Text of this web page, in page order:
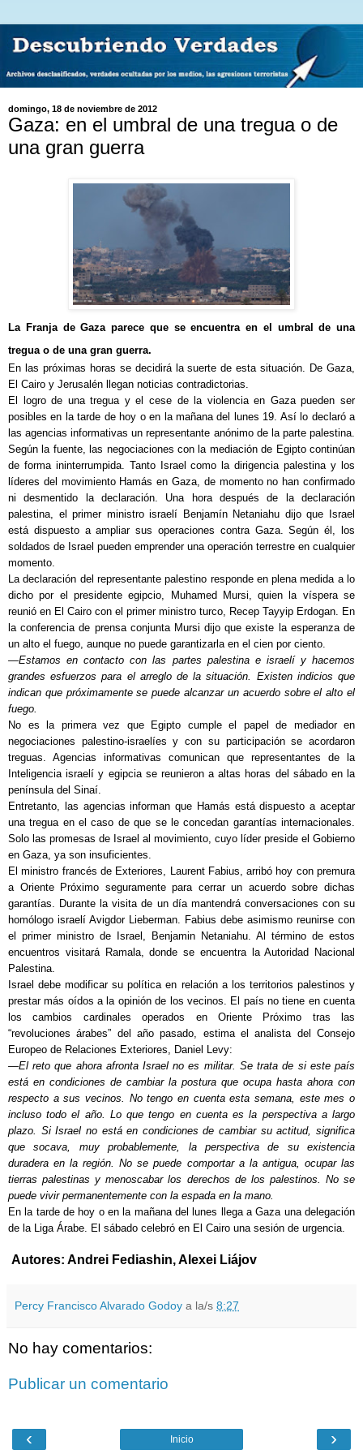
domingo, 18 de noviembre de 2012
Gaza: en el umbral de una tregua o de
una gran guerra
La Franja de Gaza parece que se encuentra en el umbral de una
tregua o de una gran guerra.
En las próximas horas se decidirá la suerte de esta situación. De Gaza,
El Cairo y Jerusalén llegan noticias contradictorias.
El logro de una tregua y el cese de la violencia en Gaza pueden ser
posibles en la tarde de hoy o en la mañana del lunes 19. Así lo declaró a
las agencias informativas un representante anónimo de la parte palestina.
Según la fuente, las negociaciones con la mediación de Egipto continúan
de forma ininterrumpida. Tanto Israel como la dirigencia palestina y los
líderes del movimiento Hamás en Gaza, de momento no han confirmado
ni desmentido la declaración. Una hora después de la declaración
palestina, el primer ministro israelí Benjamín Netaniahu dijo que Israel
está dispuesto a ampliar sus operaciones contra Gaza. Según él, los
soldados de Israel pueden emprender una operación terrestre en cualquier
momento.
La declaración del representante palestino responde en plena medida a lo
dicho por el presidente egipcio, Muhamed Mursi, quien la víspera se
reunió en El Cairo con el primer ministro turco, Recep Tayyip Erdogan. En
la conferencia de prensa conjunta Mursi dijo que existe la esperanza de
un alto el fuego, aunque no puede garantizarla en el cien por ciento.
—Estamos en contacto con las partes palestina e israelí y hacemos
grandes esfuerzos para el arreglo de la situación. Existen indicios que
indican que próximamente se puede alcanzar un acuerdo sobre el alto el
fuego.
No es la primera vez que Egipto cumple el papel de mediador en
negociaciones palestino-israelíes y con su participación se acordaron
treguas. Agencias informativas comunican que representantes de la
Inteligencia israelí y egipcia se reunieron a altas horas del sábado en la
península del Sinaí.
Entretanto, las agencias informan que Hamás está dispuesto a aceptar
una tregua en el caso de que se le concedan garantías internacionales.
Solo las promesas de Israel al movimiento, cuyo líder preside el Gobierno
en Gaza, ya son insuficientes.
El ministro francés de Exteriores, Laurent Fabius, arribó hoy con premura
a Oriente Próximo seguramente para cerrar un acuerdo sobre dichas
garantías. Durante la visita de un día mantendrá conversaciones con su
homólogo israelí Avigdor Lieberman. Fabius debe asimismo reunirse con
el primer ministro de Israel, Benjamin Netaniahu. Al término de estos
encuentros visitará Ramala, donde se encuentra la Autoridad Nacional
Palestina.
Israel debe modificar su política en relación a los territorios palestinos y
prestar más oídos a la opinión de los vecinos. El país no tiene en cuenta
los cambios cardinales operados en Oriente Próximo tras las
“revoluciones árabes” del año pasado, estima el analista del Consejo
Europeo de Relaciones Exteriores, Daniel Levy:
—El reto que ahora afronta Israel no es militar. Se trata de si este país
está en condiciones de cambiar la postura que ocupa hasta ahora con
respecto a sus vecinos. No tengo en cuenta esta semana, este mes o
incluso todo el año. Lo que tengo en cuenta es la perspectiva a largo
plazo. Si Israel no está en condiciones de cambiar su actitud, significa
que socava, muy probablemente, la perspectiva de su existencia
duradera en la región. No se puede comportar a la antigua, ocupar las
tierras palestinas y menoscabar los derechos de los palestinos. No se
puede vivir permanentemente con la espada en la mano.
En la tarde de hoy o en la mañana del lunes llega a Gaza una delegación
de la Liga Árabe. El sábado celebró en El Cairo una sesión de urgencia.
Autores: Andrei Fediashin, Alexei Liájov
Percy Francisco Alvarado Godoy a la/s 8:27
No hay comentarios:
Publicar un comentario
‹ ›
Inicio